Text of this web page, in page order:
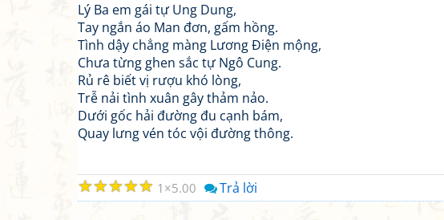
Lý Ba em gái tự Ung Dung,
Tay ngắn áo Man đơn, gấm hồng.
Tình dậy chẳng màng Lương Điện mộng,
Chưa từng ghen sắc tự Ngô Cung.
Rủ rê biết vị rượu khó lòng,
Trễ nải tình xuân gây thảm nảo.
Dưới gốc hải đường đu cạnh bám,
Quay lưng vén tóc vội đường thông.
☆
☆
☆
☆
☆ 1 5.00 Trả lời